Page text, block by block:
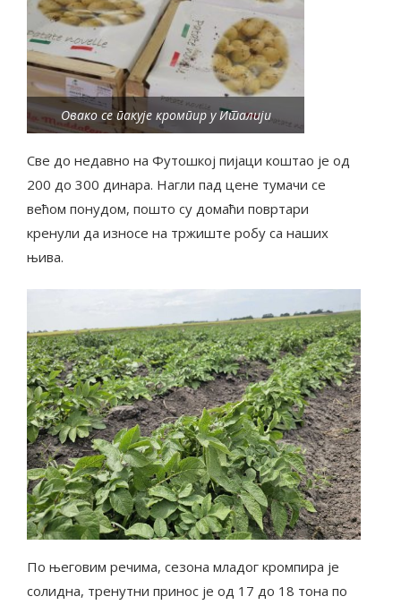
Овако се пакује кромпир у Италији
Све до недавно на Футошкој пијаци коштао је од
200 до 300 динара. Нагли пад цене тумачи се
већом понудом, пошто су домаћи повртари
кренули да износе на тржиште робу са наших
њива.
По његовим речима, сезона младог кромпира је
солидна, тренутни принос је од 17 до 18 тона по